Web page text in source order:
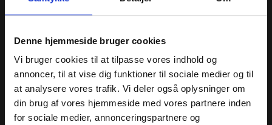
Denne hjemmeside bruger cookies
Vi bruger cookies til at tilpasse vores indhold og
annoncer, til at vise dig funktioner til sociale medier og til
at analysere vores trafik. Vi deler også oplysninger om
din brug af vores hjemmeside med vores partnere inden
for sociale medier, annonceringspartnere og
PRAKTISK INFO
Pris:
Hverdage kl. 10 – 16 = 130 kr. pr deltager (min beløb =
3.250 kr.)
Aften og weekendtillæg = 600 kr.
Inkl. kaffe/kage samt entre til Kalundborg Museum